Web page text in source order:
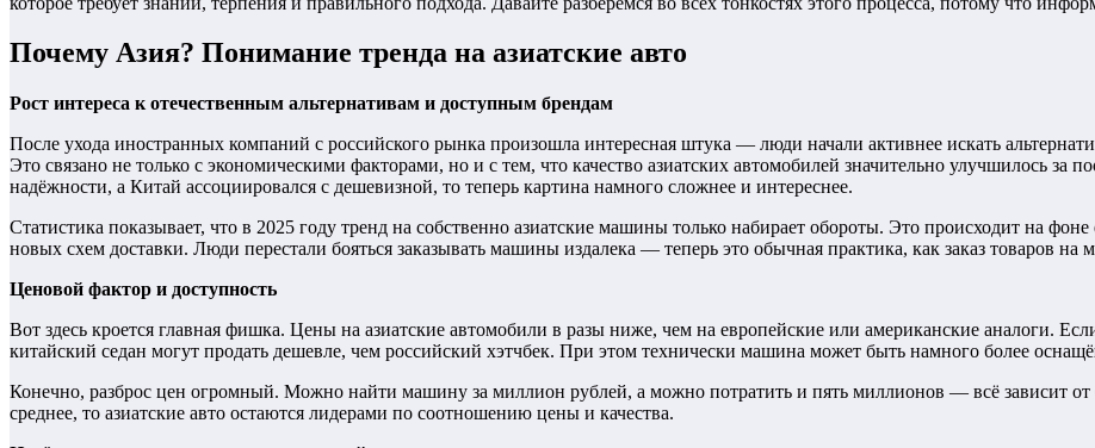
Почему Азия? Понимание тренда на азиатские авто
Рост интереса к отечественным альтернативам и доступным брендам
После ухода иностранных компаний с российского рынка произошла интересная штука — люди начали активнее искать
Это связано не только с экономическими факторами, но и с тем, что качество азиатских автомобилей значительно улучшилось
надёжности, а Китай ассоциировался с дешевизной, то теперь картина намного сложнее и интереснее.
Статистика показывает, что в 2025 году тренд на собственно азиатские машины только набирает обороты. Это происходит на
новых схем доставки. Люди перестали бояться заказывать машины издалека — теперь это обычная практика, как заказ товаров на
Ценовой фактор и доступность
Вот здесь кроется главная фишка. Цены на азиатские автомобили в разы ниже, чем на европейские или американские аналоги.
китайский седан могут продать дешевле, чем российский хэтчбек. При этом технически машина может быть намного более
Конечно, разброс цен огромный. Можно найти машину за миллион рублей, а можно потратить и пять миллионов — всё зависит
среднее, то азиатские авто остаются лидерами по соотношению цены и качества.